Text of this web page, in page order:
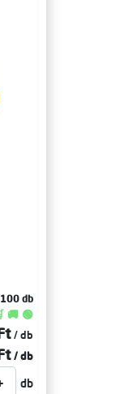
100 db
🚚 🟢
/ db
/ db
db